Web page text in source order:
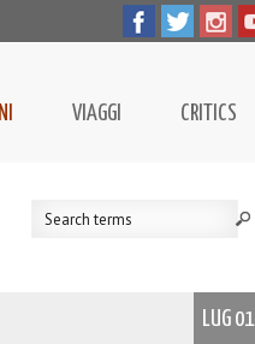
VIAGGI CRITICS
LUG 01